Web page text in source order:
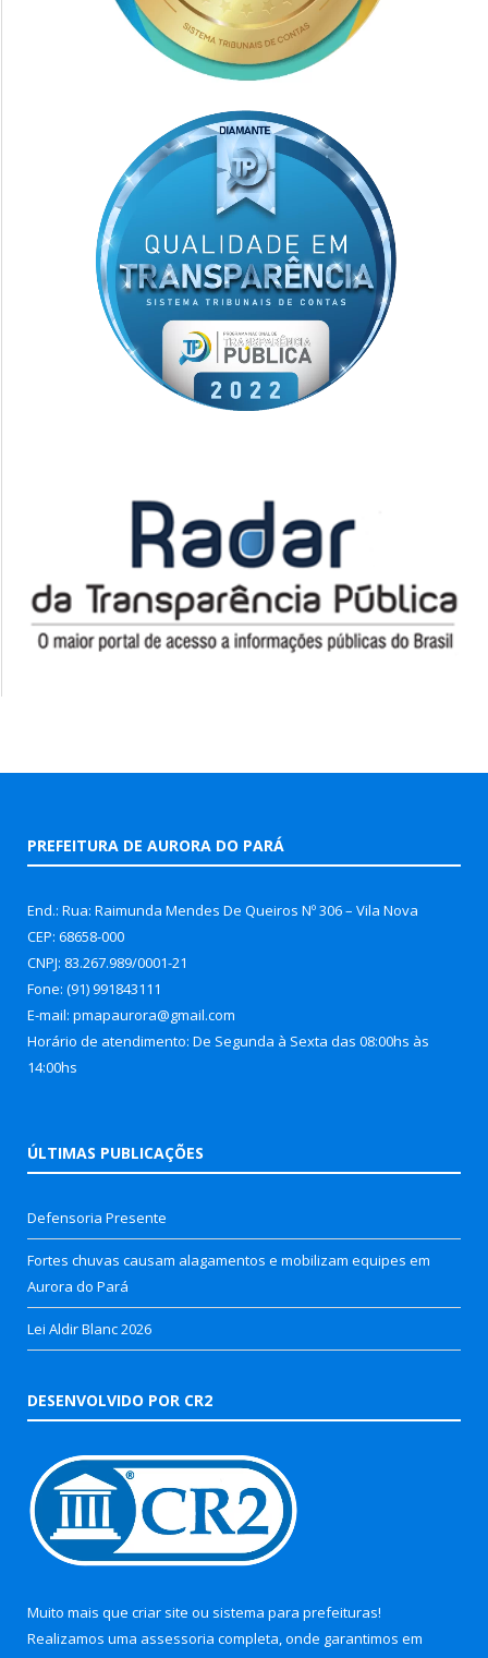
PREFEITURA DE AURORA DO PARÁ
End.: Rua: Raimunda Mendes De Queiros Nº 306 – Vila Nova
CEP: 68658-000
CNPJ: 83.267.989/0001-21
Fone: (91) 991843111
E-mail: pmapaurora@gmail.com
Horário de atendimento: De Segunda à Sexta das 08:00hs às
14:00hs
ÚLTIMAS PUBLICAÇÕES
Defensoria Presente
Fortes chuvas causam alagamentos e mobilizam equipes em
Aurora do Pará
Lei Aldir Blanc 2026
DESENVOLVIDO POR CR2
Muito mais que criar site ou sistema para prefeituras!
Realizamos uma assessoria completa, onde garantimos em